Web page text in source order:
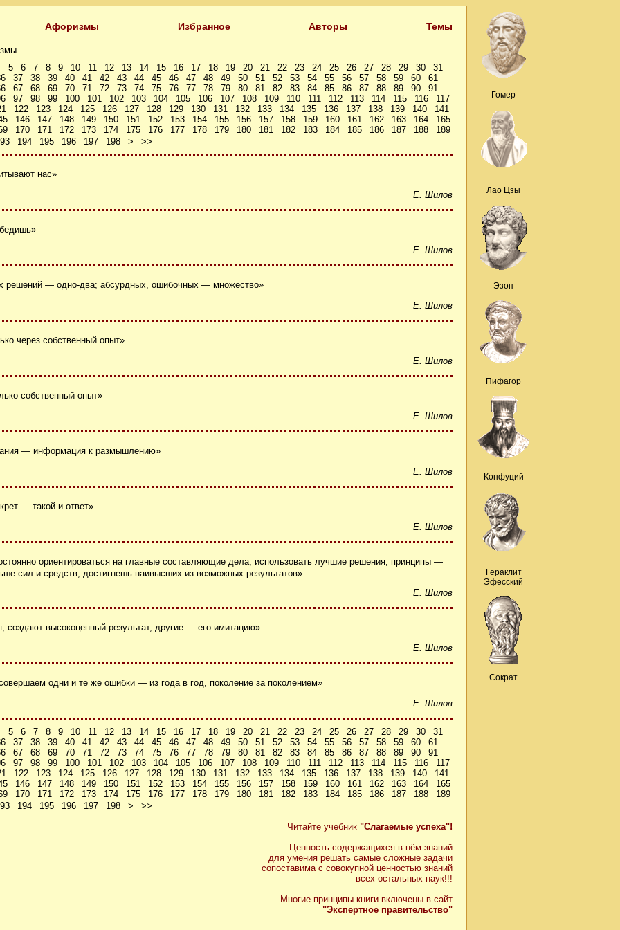
Афоризмы Избранное Авторы Темы
5 6 7 8 9 10 11 12 13 14 15 16 17 18 19 20 21 22 23 24 25 26 27 28 29 30
31
37 38 39 40 41 42 43 44 45 46 47 48 49 50 51 52 53 54 55 56 57 58 59 60
61
67 68 69 70 71 72 73 74 75 76 77 78 79 80 81 82 83 84 85 86 87 88 89 90
91
97 98 99 100 101 102 103 104 105 106 107 108 109 110 111 112 113 114 115 116
117
122 123 124 125 126 127 128 129 130 131 132 133 134 135 136 137 138 139 140
141
146 147 148 149 150 151 152 153 154 155 156 157 158 159 160 161 162 163 164
165
170 171 172 173 174 175 176 177 178 179 180 181 182 183 184 185 186 187 188 189
194 195 196 197 198 > >>
нас»
Е. Шилов
Е. Шилов
решений — одно-два; абсурдных, ошибочных — множество»
Е. Шилов
через собственный опыт»
Е. Шилов
собственный опыт»
Е. Шилов
— информация к размышлению»
Е. Шилов
— такой и ответ»
Е. Шилов
ориентироваться на главные составляющие дела, использовать лучшие решения, принципы —
сил и средств, достигнешь наивысших из возможных результатов»
Е. Шилов
создают высокоценный результат, другие — его имитацию»
Е. Шилов
одни и те же ошибки — из года в год, поколение за поколением»
Е. Шилов
5 6 7 8 9 10 11 12 13 14 15 16 17 18 19 20 21 22 23 24 25 26 27 28 29 30
31
37 38 39 40 41 42 43 44 45 46 47 48 49 50 51 52 53 54 55 56 57 58 59 60
61
67 68 69 70 71 72 73 74 75 76 77 78 79 80 81 82 83 84 85 86 87 88 89 90
91
97 98 99 100 101 102 103 104 105 106 107 108 109 110 111 112 113 114 115 116
117
122 123 124 125 126 127 128 129 130 131 132 133 134 135 136 137 138 139 140
141
146 147 148 149 150 151 152 153 154 155 156 157 158 159 160 161 162 163 164
165
170 171 172 173 174 175 176 177 178 179 180 181 182 183 184 185 186 187 188 189
194 195 196 197 198 >
>>
Читайте учебник "Слагаемые успеха"!
Ценность содержащихся в нём знаний
для умения решать самые сложные задачи
сопоставима с совокупной ценностью знаний
всех остальных наук!!!
Многие принципы книги включены в сайт
"Экспертное правительство"
Гомер
Лао Цзы
Эзоп
Пифагор
Конфуций
Гераклит
Эфесский
Сократ